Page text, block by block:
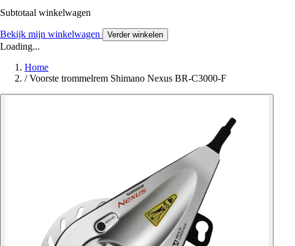
Subtotaal winkelwagen
Bekijk mijn winkelwagen Verder winkelen
Loading...
Home
/ Voorste trommelrem Shimano Nexus BR-C3000-F